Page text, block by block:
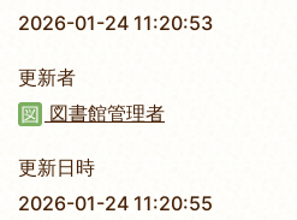
2026-01-24 11:20:53
更新者
図書館管理者
更新日時
2026-01-24 11:20:55